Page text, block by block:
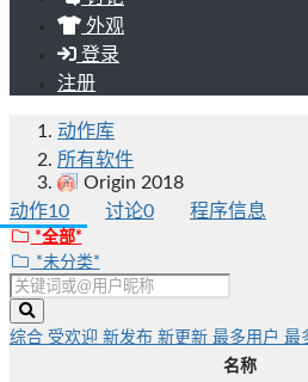
外观
登录
注册
动作库
所有软件
Origin 2018
动作10 讨论0 程序信息
*全部*
*未分类*
综合 受欢迎 新发布 新更新 最多用户 最
名称